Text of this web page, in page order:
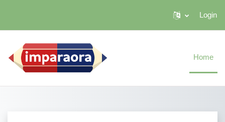
Login
Home